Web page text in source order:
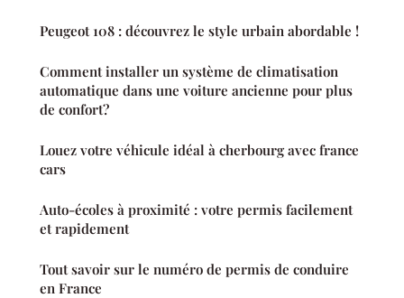
Peugeot 108 : découvrez le style urbain abordable !
Comment installer un système de climatisation
automatique dans une voiture ancienne pour plus
de confort?
Louez votre véhicule idéal à cherbourg avec france
cars
Auto-écoles à proximité : votre permis facilement
et rapidement
Tout savoir sur le numéro de permis de conduire
en France